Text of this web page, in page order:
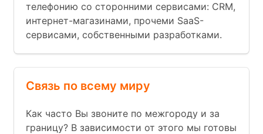
телефонию со сторонними сервисами: CRM,
интернет-магазинами, прочеми SaaS-
сервисами, собственными разработками.
Связь по всему миру
Как часто Вы звоните по межгороду и за
границу? В зависимости от этого мы готовы